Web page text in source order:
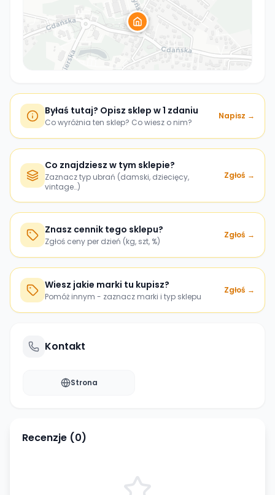
Byłaś tutaj? Opisz sklep w 1 zdaniu
Co wyróżnia ten sklep? Co wiesz o nim?
Napisz →
Co znajdziesz w tym sklepie?
Zaznacz typ ubrań (damski, dziecięcy,
vintage…)
Zgłoś →
Znasz cennik tego sklepu?
Zgłoś ceny per dzień (kg, szt, %)
Zgłoś →
Wiesz jakie marki tu kupisz?
Pomóż innym - zaznacz marki i typ sklepu
Zgłoś →
Kontakt
Strona
Recenzje (0)